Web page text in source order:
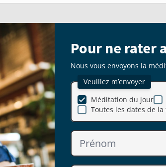
Pour ne rater
Nous vous envoyons la
Veuillez m’envoyer
Méditation du jour
Toutes les dates de